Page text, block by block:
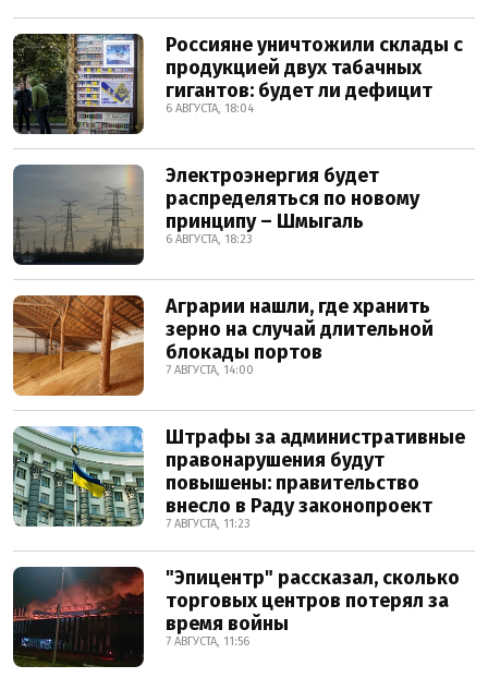
Россияне уничтожили склады с
продукцией двух табачных
гигантов: будет ли дефицит
6 АВГУСТА, 18:04
Электроэнергия будет
распределяться по новому
принципу – Шмыгаль
6 АВГУСТА, 18:23
Аграрии нашли, где хранить
зерно на случай длительной
блокады портов
7 АВГУСТА, 14:00
Штрафы за административные
правонарушения будут
повышены: правительство
внесло в Раду законопроект
7 АВГУСТА, 11:23
"Эпицентр" рассказал, сколько
торговых центров потерял за
время войны
7 АВГУСТА, 11:56